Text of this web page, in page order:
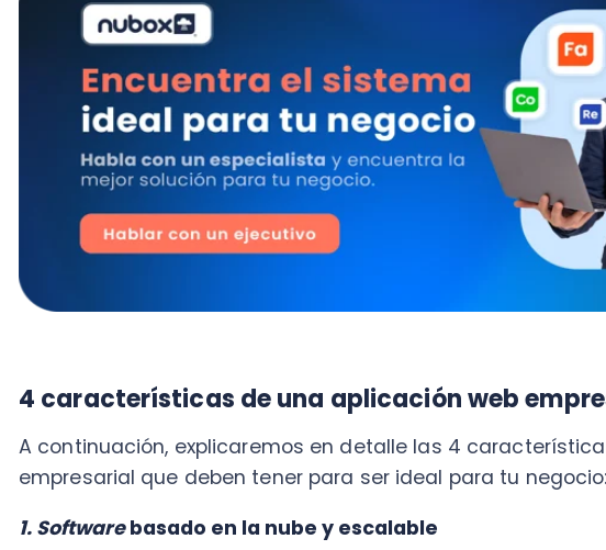
4 características de una aplicación web
A continuación, explicaremos en detalle las 4 características de
empresarial que deben tener para ser ideal para tu negocio:
1. Softwarebasado en la nube y escalable
La mayoría de las webs apps modernas están optimizadas para la
Al igual que unsoftware de gestión, uno de los principales
memoria y un espacio más pequeño, lo que nos habilita alojar
de aplicaciones en el mismohardware. Algunas de las
pública más conocidas son Amazon Web Services —